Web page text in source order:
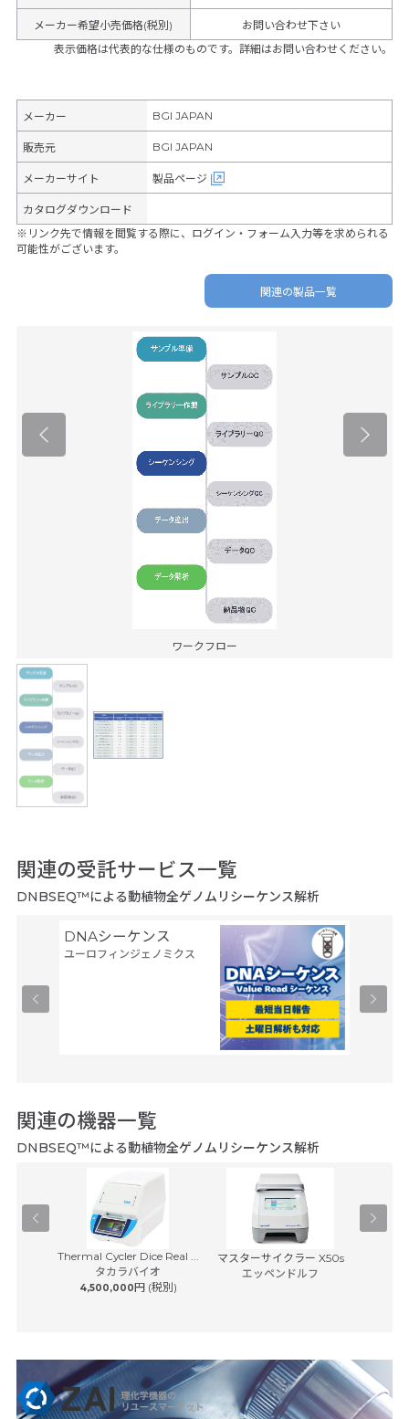
メーカー希望小売価格(税別)
お問い合わせ下さい
表示価格は代表的な仕様のものです。詳細はお問い合わせください。
メーカー BGI JAPAN
販売元 BGI JAPAN
メーカーサイト 製品ページ
カタログダウンロード
※リンク先で情報を閲覧する際に、ログイン・フォーム入力等を求められる
可能性がございます。
関連の製品一覧
ワークフロー
関連の受託サービス一覧
DNBSEQ™による動植物全ゲノムリシーケンス解析
DNAシーケンス
ユーロフィンジェノミクス
関連の機器一覧
DNBSEQ™による動植物全ゲノムリシーケンス解析
Thermal Cycler Dice Real ...
タカラバイオ
4,500,000円 (税別)
マスターサイクラー X50s
エッペンドルフ